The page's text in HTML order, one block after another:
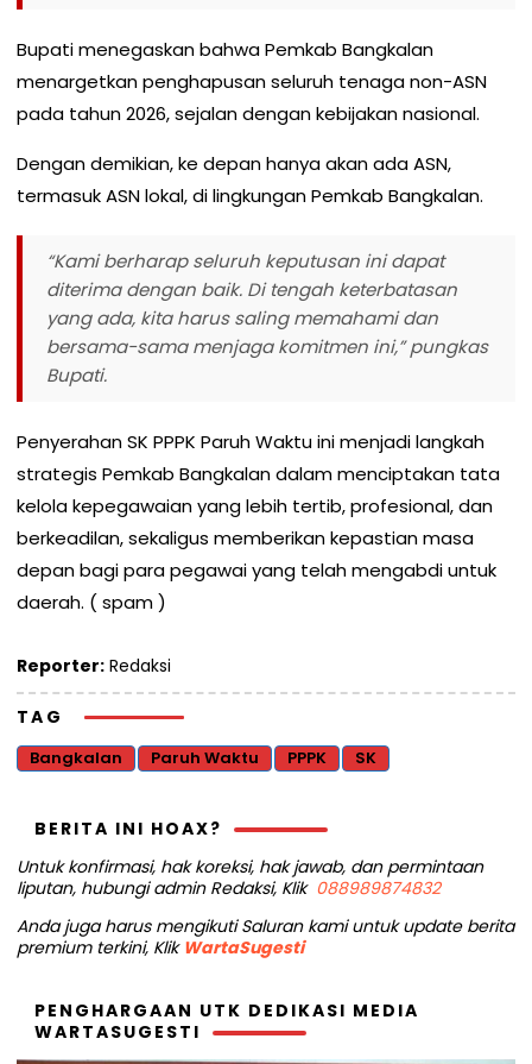
Bupati menegaskan bahwa Pemkab Bangkalan
menargetkan penghapusan seluruh tenaga non-ASN
pada tahun 2026, sejalan dengan kebijakan nasional.
Dengan demikian, ke depan hanya akan ada ASN,
termasuk ASN lokal, di lingkungan Pemkab Bangkalan.
“Kami berharap seluruh keputusan ini dapat
diterima dengan baik. Di tengah keterbatasan
yang ada, kita harus saling memahami dan
bersama-sama menjaga komitmen ini,” pungkas
Bupati.
Penyerahan SK PPPK Paruh Waktu ini menjadi langkah
strategis Pemkab Bangkalan dalam menciptakan tata
kelola kepegawaian yang lebih tertib, profesional, dan
berkeadilan, sekaligus memberikan kepastian masa
depan bagi para pegawai yang telah mengabdi untuk
daerah. ( spam )
Reporter: Redaksi
TAG
Bangkalan Paruh Waktu PPPK SK
BERITA INI HOAX?
Untuk konfirmasi, hak koreksi, hak jawab, dan permintaan
liputan, hubungi admin Redaksi, Klik 088989874832
Anda juga harus mengikuti Saluran kami untuk update berita
premium terkini, Klik WartaSugesti
PENGHARGAAN UTK DEDIKASI MEDIA
WARTASUGESTI